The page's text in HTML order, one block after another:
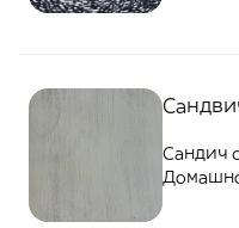
Сандич